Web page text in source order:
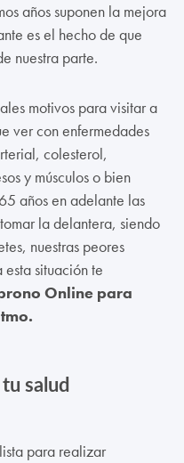
años suponen la mejora
es el hecho de que
nuestra parte.
motivos para visitar a
ver con enfermedades
colesterol,
y músculos o bien
años en adelante las
la delantera, siendo
nuestras peores
situación te
Online para
salud
para realizar